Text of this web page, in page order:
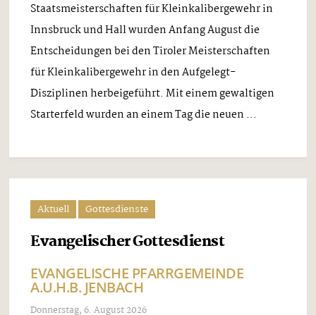
Staatsmeisterschaften für Kleinkalibergewehr in
Innsbruck und Hall wurden Anfang August die
Entscheidungen bei den Tiroler Meisterschaften
für Kleinkalibergewehr in den Aufgelegt-
Disziplinen herbeigeführt. Mit einem gewaltigen
Starterfeld wurden an einem Tag die neuen ...
Aktuell Gottesdienste
Evangelischer Gottesdienst
EVANGELISCHE PFARRGEMEINDE
A.U.H.B. JENBACH
Donnerstag, 6. August 2026